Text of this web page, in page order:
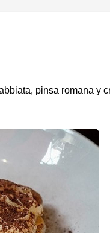
pinsa romana y